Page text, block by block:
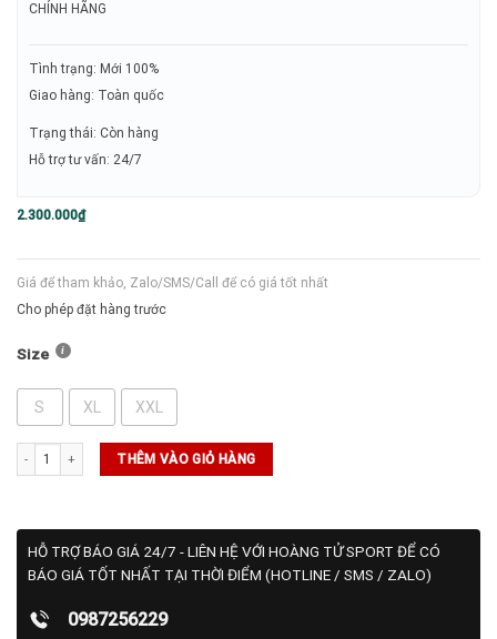
CHÍNH HÃNG
Tình trạng: Mới 100%
Giao hàng: Toàn quốc
Trạng thái: Còn hàng
Hỗ trợ tư vấn: 24/7
2.300.000₫
Giá để tham khảo, Zalo/SMS/Call để có giá tốt nhất
Cho phép đặt hàng trước
Size
S XL XXL
Nike Dri-FIT Men's Woven số lượng
THÊM VÀO GIỎ HÀNG
HỖ TRỢ BÁO GIÁ 24/7 - LIÊN HỆ VỚI HOÀNG TỬ SPORT ĐỂ CÓ
BÁO GIÁ TỐT NHẤT TẠI THỜI ĐIỂM (HOTLINE / SMS / ZALO)
0987256229